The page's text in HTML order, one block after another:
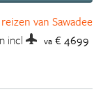
van Sawadee
incl va € 4699